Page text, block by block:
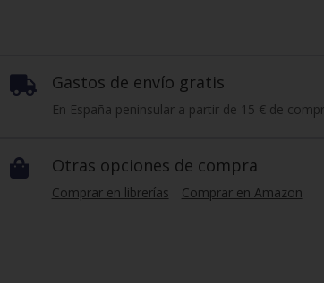
 Gastos de envío gratis
En España peninsular a partir de 15 € de
 Otras opciones de compra
Comprar en librerías Comprar en Amazon